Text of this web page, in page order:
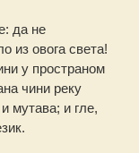
да не
из овога света!
у пространом
чини реку
мутава; и гле,